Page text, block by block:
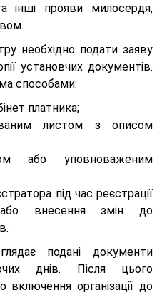
інші прояви милосердя,
необхідно подати заяву
установчих документів.
способами:
платника;
листом з описом
або уповноваженим
під час реєстрації
внесення змін до
подані документи
днів. Після цього
організації до